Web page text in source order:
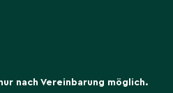
nach Vereinbarung möglich.